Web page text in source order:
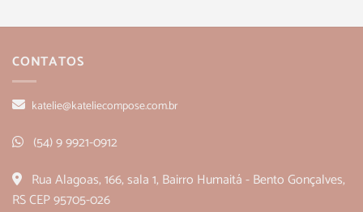
CONTATOS
katelie@kateliecompose.com.br
(54) 9 9921-0912
Rua Alagoas, 166, sala 1, Bairro Humaitá - Bento Gonçalves,
RS CEP 95705-026